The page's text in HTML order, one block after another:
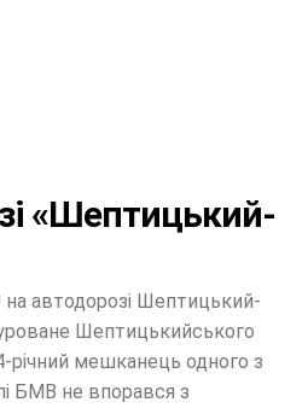
«Шептицький-
на автодорозі Шептицький-
Шептицькийського
мешканець одного з
БМВ не впорався з